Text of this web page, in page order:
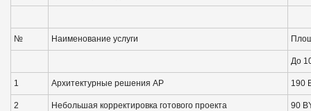
№ Наименование услуги
До
1 Архитектурные решения АР 190
2 Небольшая корректировка готового проекта 90